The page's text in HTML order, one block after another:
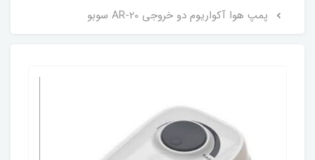
پمپ هوا آکواریوم دو خروجی AR-20 سوبو